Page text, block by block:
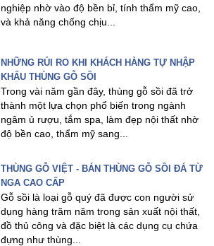
nghiệp nhờ vào độ bền bỉ, tính thẩm mỹ cao,
và khả năng chống chịu...
NHỮNG RỦI RO KHI KHÁCH HÀNG TỰ NHẬP
KHẨU THÙNG GỖ SỒI
Trong vài năm gần đây, thùng gỗ sồi đã trở
thành một lựa chọn phổ biến trong ngành
ngâm ủ rượu, tắm spa, làm đẹp nội thất nhờ
độ bền cao, thẩm mỹ sang...
THÙNG GỖ VIỆT - BÁN THÙNG GỖ SỒI ĐÁ TỪ
NGA CAO CẤP
Gỗ sồi là loại gỗ quý đã được con người sử
dụng hàng trăm năm trong sản xuất nội thất,
đồ thủ công và đặc biệt là các dụng cụ chứa
đựng như thùng...